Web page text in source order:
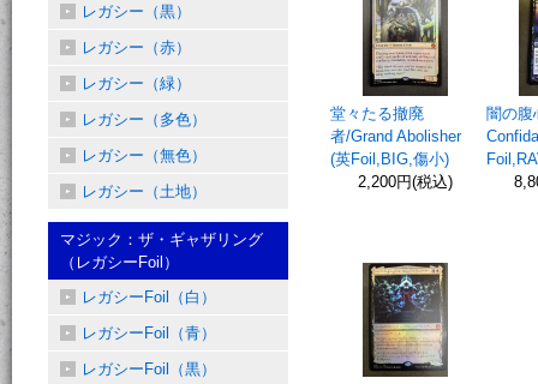
堂々たる撤廃
者/Grand Abolisher
(英Foil,BIG,傷小)
2,200円(税込)
闇の腹
レガシー（黒）
レガシー（赤）
レガシー（緑）
レガシー（多色）
レガシー（無色）
レガシー（土地）
マジック：ザ・ギャザリング
（レガシーFoil）
レガシーFoil（白）
レガシーFoil（青）
レガシーFoil（黒）